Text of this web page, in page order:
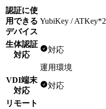
認証に使
用できる
デバイス
YubiKey / ATKey*2
生体認証
対応
対応
運用環境
VDI端末
対応
対応
リモート